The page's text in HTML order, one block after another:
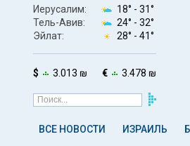
Иерусалим: 18° - 31°
Тель-Авив:
24° - 32°
Эйлат:
28° - 41°
$ 3.013 ₪ € 3.478 ₪
ВСЕ НОВОСТИ ИЗРАИЛЬ